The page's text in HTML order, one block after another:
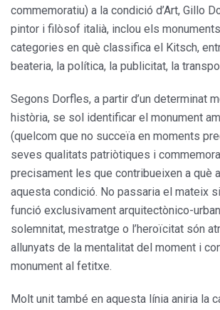
commemoratiu) a la condició d’Art, Gillo
pintor i filòsof italià, inclou els
categories en què classifica el Kitsch,
beateria, la política, la publicitat, la
Segons Dorfles, a partir d’un determinat
història, se sol identificar el monument
(quelcom que no succeïa en moments
seves qualitats patriòtiques i
precisament les que contribueixen a què
aquesta condició. No passaria el mateix
funció exclusivament arquitectònico-
solemnitat, mestratge o l’heroïcitat són
allunyats de la mentalitat del moment i
monument al fetitxe.
Molt unit també en aquesta línia aniria la